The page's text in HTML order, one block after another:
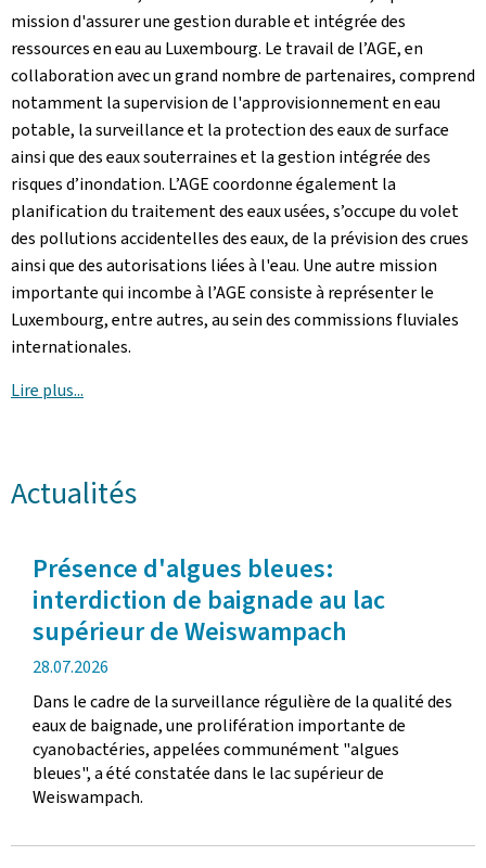
mission d'assurer une gestion durable et intégrée des
ressources en eau au Luxembourg. Le travail de l’AGE, en
collaboration avec un grand nombre de partenaires, comprend
notamment la supervision de l'approvisionnement en eau
potable, la surveillance et la protection des eaux de surface
ainsi que des eaux souterraines et la gestion intégrée des
risques d’inondation. L’AGE coordonne également la
planification du traitement des eaux usées, s’occupe du volet
des pollutions accidentelles des eaux, de la prévision des crues
ainsi que des autorisations liées à l'eau. Une autre mission
importante qui incombe à l’AGE consiste à représenter le
Luxembourg, entre autres, au sein des commissions fluviales
internationales.
Lire plus...
Actualités
Présence d'algues bleues:
interdiction de baignade au lac
supérieur de Weiswampach
date
de
publication
28.07.2026
Dans le cadre de la surveillance régulière de la qualité des
eaux de baignade, une prolifération importante de
cyanobactéries, appelées communément "algues
bleues", a été constatée dans le lac supérieur de
Weiswampach.